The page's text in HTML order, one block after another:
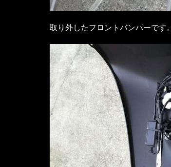
取り外したフロントバンパーです。